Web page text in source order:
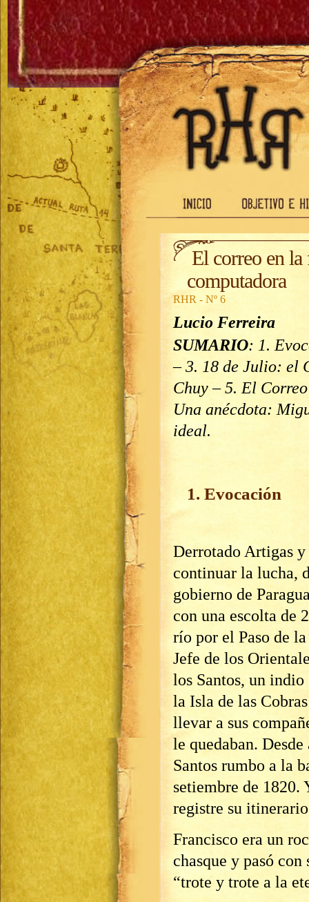
El correo en la
computadora
RHR - Nº 6
Lucio Ferreira
SUMARIO: 1.
– 3. 18 de Julio: el
Chuy – 5. El
Una anécdota:
ideal.
1. Evocación
Derrotado Artigas
continuar la lucha,
gobierno de
con una escolta de
río por el Paso de
Jefe de los
los Santos, un
la Isla de las
llevar a sus
le quedaban.
Santos rumbo a la
setiembre de 1820.
registre su
Francisco era un
chasque y pasó
“trote y trote a la